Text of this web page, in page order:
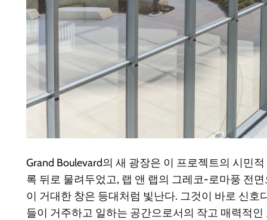
Grand Boulevard의 새 광장은 이 프로젝트의 시민
록 뒤로 물려두었고, 랩 앤 랩의 그레코-로마풍 전
이 거대한 창은 등대처럼 빛난다. 그것이 바로 신호
들이 거주하고 일하는 공간으로서의 작고 매력적